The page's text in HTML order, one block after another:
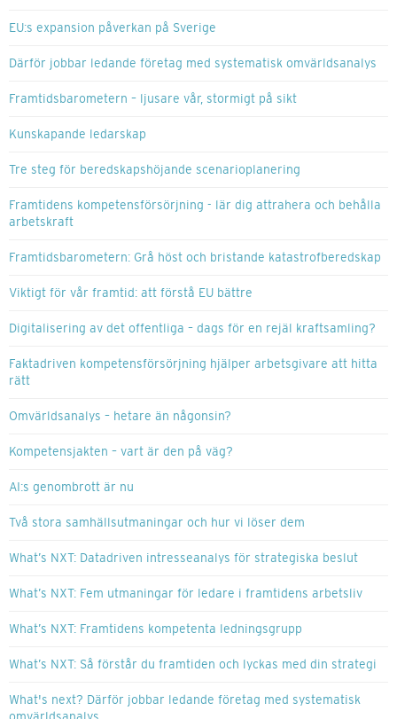
EU:s expansion påverkan på Sverige
Därför jobbar ledande företag med systematisk omvärldsanalys
Framtidsbarometern – ljusare vår, stormigt på sikt
Kunskapande ledarskap
Tre steg för beredskapshöjande scenarioplanering
Framtidens kompetensförsörjning - lär dig attrahera och behålla
arbetskraft
Framtidsbarometern: Grå höst och bristande katastrofberedskap
Viktigt för vår framtid: att förstå EU bättre
Digitalisering av det offentliga – dags för en rejäl kraftsamling?
Faktadriven kompetensförsörjning hjälper arbetsgivare att hitta
rätt
Omvärldsanalys – hetare än någonsin?
Kompetensjakten – vart är den på väg?
AI:s genombrott är nu
Två stora samhällsutmaningar och hur vi löser dem
What’s NXT: Datadriven intresseanalys för strategiska beslut
What’s NXT: Fem utmaningar för ledare i framtidens arbetsliv
What’s NXT: Framtidens kompetenta ledningsgrupp
What’s NXT: Så förstår du framtiden och lyckas med din strategi
What's next? Därför jobbar ledande företag med systematisk
omvärldsanalys